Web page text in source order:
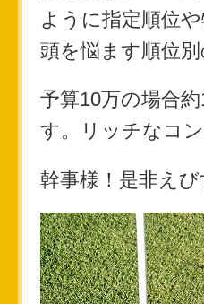
ように指定順位
頭を悩ます順位
予算10万の場合
す。リッチなコ
幹事様！是非え